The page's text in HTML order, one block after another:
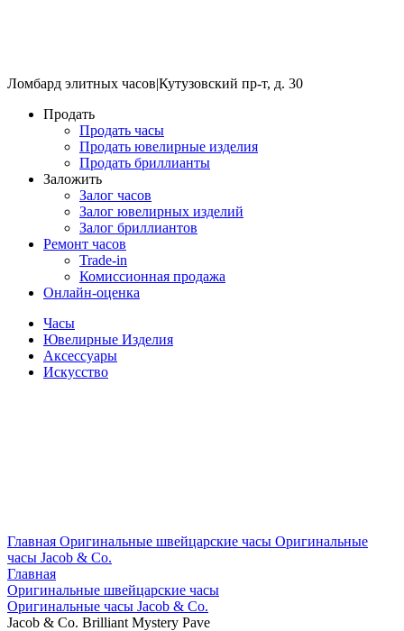
Ломбард элитных часов|Кутузовский пр-т, д. 30
Продать
Продать часы
Продать ювелирные изделия
Продать бриллианты
Заложить
Залог часов
Залог ювелирных изделий
Залог бриллиантов
Ремонт часов
Trade-in
Комиссионная продажа
Онлайн-оценка
Часы
Ювелирные Изделия
Аксессуары
Искусство
Главная Оригинальные швейцарские часы Оригинальные
часы Jacob & Co.
Главная
Оригинальные швейцарские часы
Оригинальные часы Jacob & Co.
Jacob & Co. Brilliant Mystery Pave